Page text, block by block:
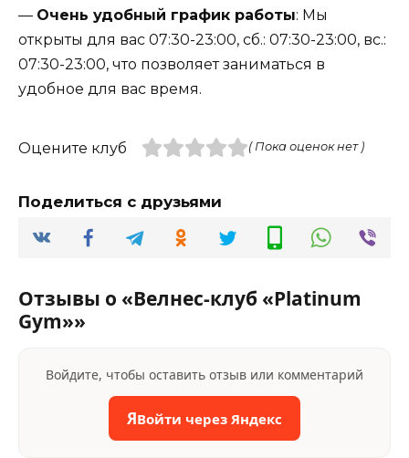
— Очень удобный график работы: Мы
открыты для вас 07:30-23:00, сб.: 07:30-23:00, вс.:
07:30-23:00, что позволяет заниматься в
удобное для вас время.
Оцените клуб ( Пока оценок нет )
Поделиться с друзьями
Отзывы о «Велнес-клуб «Platinum
Gym»»
Войдите, чтобы оставить отзыв или комментарий
ЯВойти через Яндекс